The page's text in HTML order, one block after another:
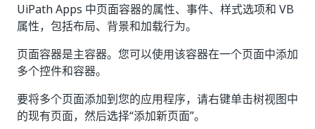
UiPath Apps 中页面容器的属性、事件、样式选项和 VB
属性，包括布局、背景和加载行为。
页面容器是主容器。您可以使用该容器在一个页面中添加
多个控件和容器。
要将多个页面添加到您的应用程序，请右键单击树视图中
的现有页面，然后选择“添加新页面”。